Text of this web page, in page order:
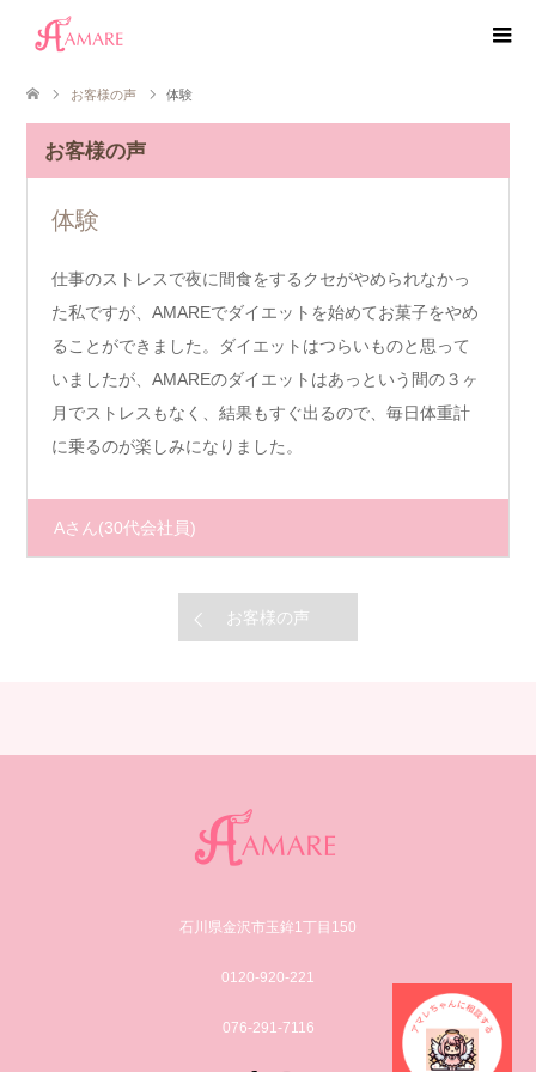
お客様の声 体験
お客様の声
体験
仕事のストレスで夜に間食をするクセがやめられなかっ
た私ですが、AMAREでダイエットを始めてお菓子をやめ
ることができました。ダイエットはつらいものと思って
いましたが、AMAREのダイエットはあっという間の３ヶ
月でストレスもなく、結果もすぐ出るので、毎日体重計
に乗るのが楽しみになりました。
Aさん(30代会社員)
お客様の声
石川県金沢市玉鉾1丁目150
0120-920-221
076-291-7116